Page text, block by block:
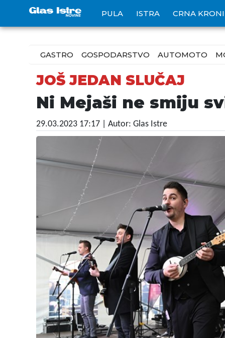
PULA ISTRA CRNA
GASTRO GOSPODARSTVO AUTOMOTO
JOŠ JEDAN SLUČAJ
Ni Mejaši ne smiju
29.03.2023 17:17 | Autor: Glas Istre